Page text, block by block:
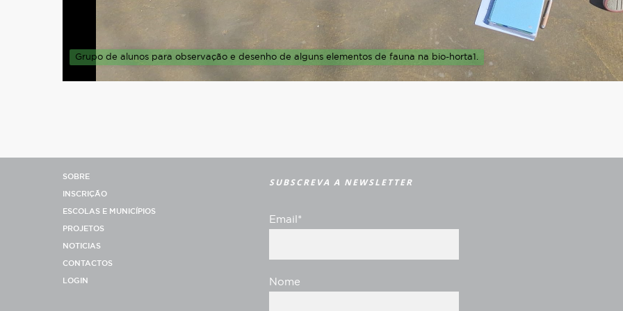
Grupo de alunos para observação e desenho de alguns elementos de fauna na bio-horta1.
SOBRE
INSCRIÇÃO
ESCOLAS E MUNICÍPIOS
PROJETOS
NOTICIAS
CONTACTOS
LOGIN
SUBSCREVA A NEWSLETTER
Email*
Nome